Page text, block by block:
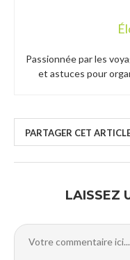
Passionnée par les
et astuces pour
PARTAGER CET
LAISSEZ